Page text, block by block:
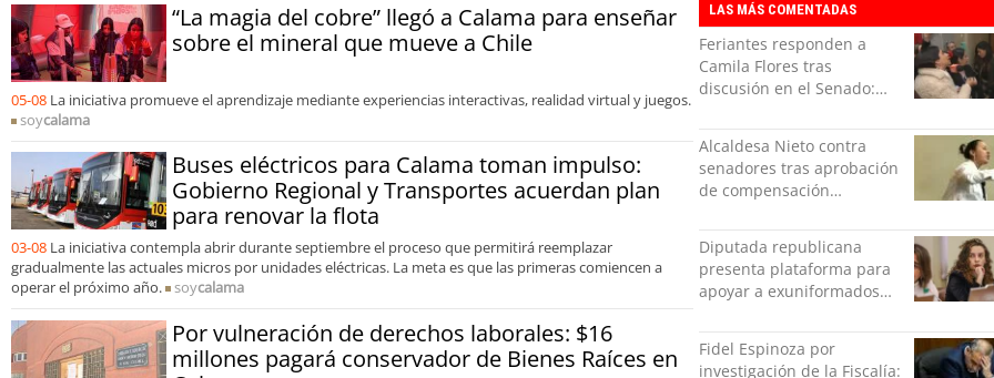
“La magia del cobre” llegó a Calama para enseñar
sobre el mineral que mueve a Chile
05-08 La iniciativa promueve el aprendizaje mediante experiencias interactivas, realidad virtual y juegos.
soycalama
Buses eléctricos para Calama toman impulso:
Gobierno Regional y Transportes acuerdan plan
para renovar la flota
03-08 La iniciativa contempla abrir durante septiembre el proceso que permitirá reemplazar
gradualmente las actuales micros por unidades eléctricas. La meta es que las primeras comiencen a
operar el próximo año.
soycalama
Por vulneración de derechos laborales: $16
millones pagará conservador de Bienes Raíces en
LAS MÁS COMENTADAS
Feriantes responden a
Camila Flores tras
discusión en el Senado:
orgullo”
Alcaldesa Nieto contra
senadores tras aprobación
de compensación
indolente"
Diputada republicana
presenta plataforma para
apoyar a exuniformados
social
Fidel Espinoza por
investigación de la Fiscalía: